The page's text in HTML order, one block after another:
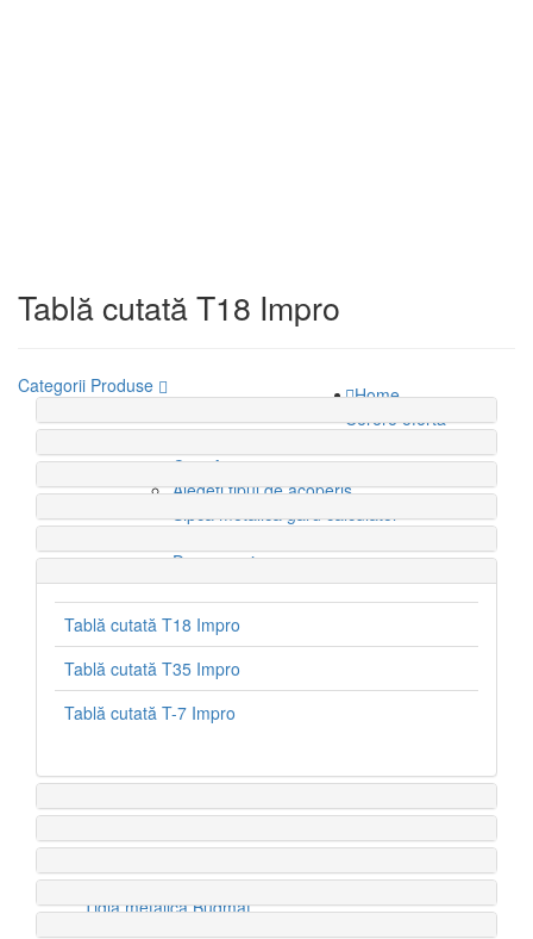
Home
Cerere oferta
Cost Acoperis
Alegeti tipul de acoperis
Sipca metalica gard calculator
Despre noi
Servicii
Politica de retur
Portofoliu
Portofoliu proiecte
Recenzii Clienti
Documentatii
Tigla metalica Budmat
Tablă cutată T18 Impro
Categorii Produse
Tablă cutată T18 Impro
Tablă cutată T35 Impro
Tablă cutată T-7 Impro